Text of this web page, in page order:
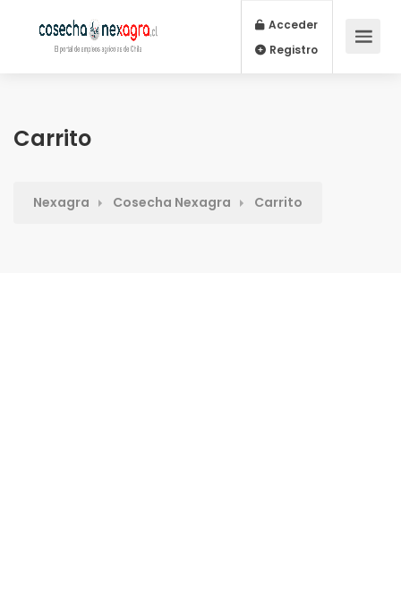
Acceder
Registro
Carrito
Nexagra Cosecha Nexagra Carrito